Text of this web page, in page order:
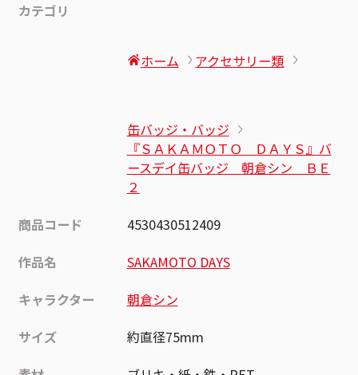
カテゴリ
ホーム アクセサリー類
缶バッジ・バッジ
『ＳＡＫＡＭＯＴＯ ＤＡＹＳ』バ
ースデイ缶バッジ 朝倉シン ＢＥ
２
商品コード
4530430512409
作品名
SAKAMOTO DAYS
キャラクター
朝倉シン
サイズ
約直径75mm